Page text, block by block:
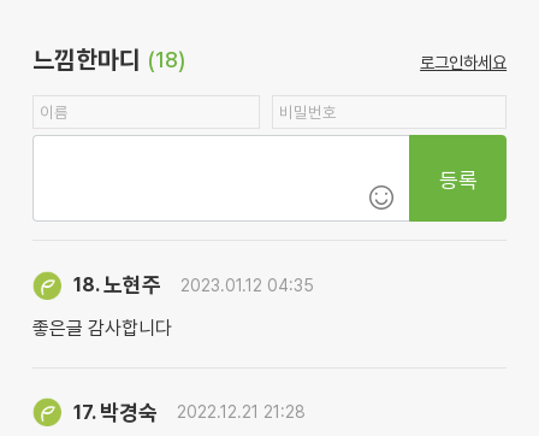
느낌한마디 (18) 로그인하세요
등록
18.노현주 2023.01.12 04:35
좋은글 감사합니다
17. 박경숙 2022.12.21 21:28